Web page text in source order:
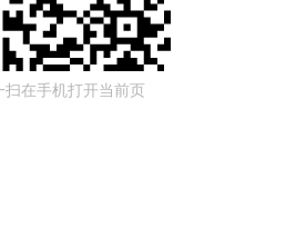
扫在手机打开当前页